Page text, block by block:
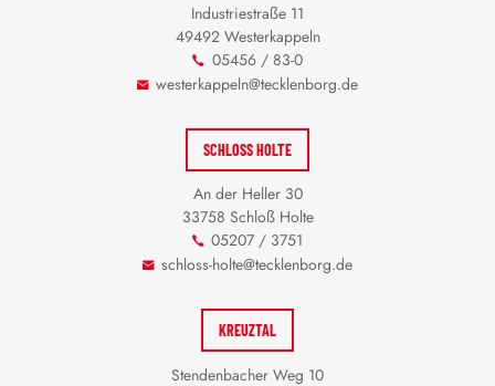
Industriestraße 11
49492 Westerkappeln
05456 / 83-0
westerkappeln@tecklenborg.de
SCHLOSS HOLTE
An der Heller 30
33758 Schloß Holte
05207 / 3751
schloss-holte@tecklenborg.de
KREUZTAL
Stendenbacher Weg 10